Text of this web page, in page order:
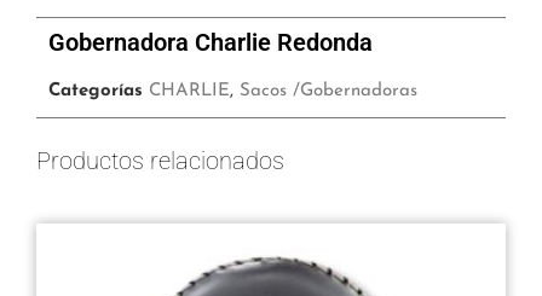
Gobernadora Charlie Redonda
Categorías CHARLIE, Sacos /Gobernadoras
Productos relacionados